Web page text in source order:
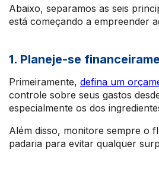
Abaixo, separamos as seis
está começando a empreender
1. Planeje-se
Primeiramente, defina um
controle sobre seus gastos
especialmente os dos
Além disso, monitore sempre o
padaria para evitar qualquer